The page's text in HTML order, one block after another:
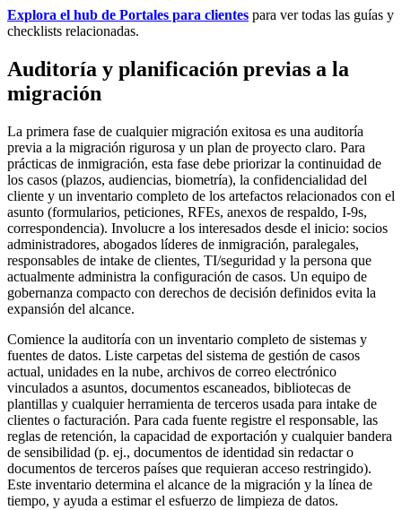
Explora el hub de Portales para clientes para ver todas las guías y
checklists relacionadas.
Auditoría y planificación previas a la
migración
La primera fase de cualquier migración exitosa es una auditoría
previa a la migración rigurosa y un plan de proyecto claro. Para
prácticas de inmigración, esta fase debe priorizar la continuidad de
los casos (plazos, audiencias, biometría), la confidencialidad del
cliente y un inventario completo de los artefactos relacionados con el
asunto (formularios, peticiones, RFEs, anexos de respaldo, I-9s,
correspondencia). Involucre a los interesados desde el inicio: socios
administradores, abogados líderes de inmigración, paralegales,
responsables de intake de clientes, TI/seguridad y la persona que
actualmente administra la configuración de casos. Un equipo de
gobernanza compacto con derechos de decisión definidos evita la
expansión del alcance.
Comience la auditoría con un inventario completo de sistemas y
fuentes de datos. Liste carpetas del sistema de gestión de casos
actual, unidades en la nube, archivos de correo electrónico
vinculados a asuntos, documentos escaneados, bibliotecas de
plantillas y cualquier herramienta de terceros usada para intake de
clientes o facturación. Para cada fuente registre el responsable, las
reglas de retención, la capacidad de exportación y cualquier bandera
de sensibilidad (p. ej., documentos de identidad sin redactar o
documentos de terceros países que requieran acceso restringido).
Este inventario determina el alcance de la migración y la línea de
tiempo, y ayuda a estimar el esfuerzo de limpieza de datos.